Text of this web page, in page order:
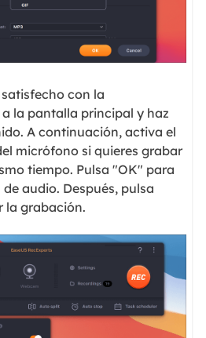
con la
la pantalla principal y haz
A continuación, activa el
micrófono si quieres grabar
tiempo. Pulsa "OK" para
audio. Después, pulsa
la grabación.